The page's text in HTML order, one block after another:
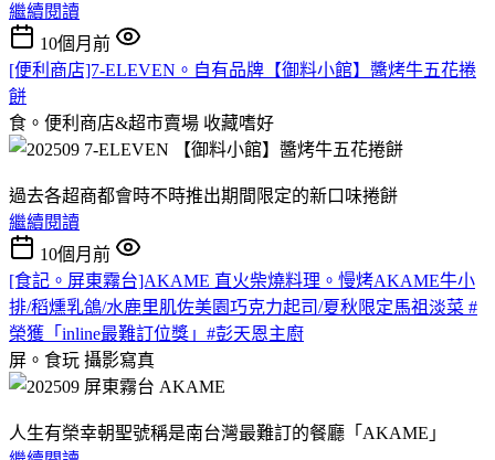
繼續閱讀
10個月前
[便利商店]7-ELEVEN。自有品牌【御料小館】醬烤牛五花捲
餅
食。便利商店&超市賣場 收藏嗜好
過去各超商都會時不時推出期間限定的新口味捲餅
繼續閱讀
10個月前
[食記。屏東霧台]AKAME 直火柴燒料理。慢烤AKAME牛小
排/稻燻乳鴿/水鹿里肌佐美園巧克力起司/夏秋限定馬祖淡菜 #
榮獲「inline最難訂位獎」#彭天恩主廚
屏。食玩 攝影寫真
人生有榮幸朝聖號稱是南台灣最難訂的餐廳「AKAME」